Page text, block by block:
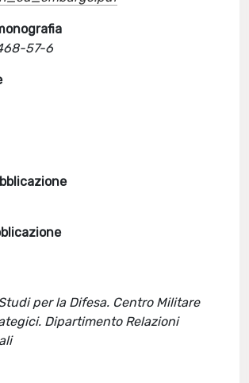
57-6
per la Difesa. Centro Militare
Dipartimento Relazioni